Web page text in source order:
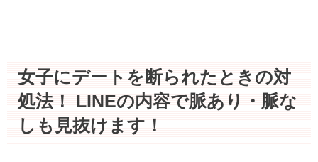
女子にデートを断られたときの対
処法！ LINEの内容で脈あり・脈な
しも見抜けます！